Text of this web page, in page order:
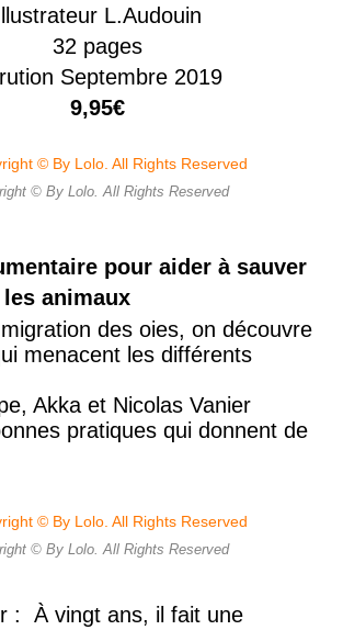
L.Audouin
32 pages
Septembre 2019
9,95€
© By Lolo. All Rights Reserved
pour aider à sauver
les animaux
des oies, on découvre
menacent les différents
Akka et Nicolas Vanier
pratiques qui donnent de
© By Lolo. All Rights Reserved
:
À vingt ans, il fait une